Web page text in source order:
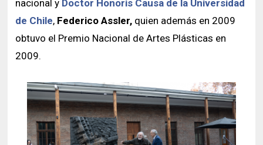
nacional y Doctor Honoris Causa de la Universidad
de Chile, Federico Assler, quien además en 2009
obtuvo el Premio Nacional de Artes Plásticas en
2009.